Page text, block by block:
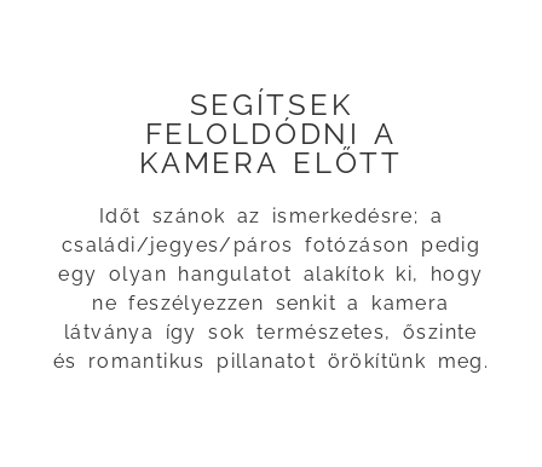
SEGÍTSEK
FELOLDÓDNI A
KAMERA ELŐTT
Időt szánok az ismerkedésre; a
családi/jegyes/páros fotózáson pedig
egy olyan hangulatot alakítok ki, hogy
ne feszélyezzen senkit a kamera
látványa így sok természetes, őszinte
és romantikus pillanatot örökítünk meg.